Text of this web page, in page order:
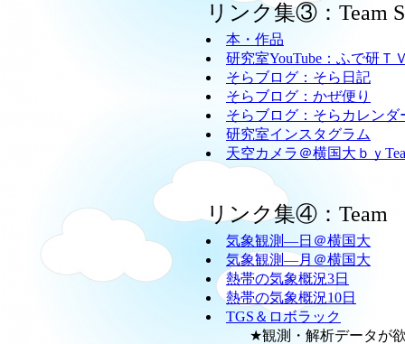
リンク集③：Team
本・作品
研究室YouTube：ふで研Ｔ
そらブログ：そら日記
そらブログ：かぜ便り
そらブログ：そらカレンダ
研究室インスタグラム
天空カメラ＠横国大ｂｙ
リンク集④：
気象観測―日＠横国大
気象観測―月＠横国大
熱帯の気象概況3日
熱帯の気象概況10日
TGS＆ロボラック
★観測・解析データが欲し